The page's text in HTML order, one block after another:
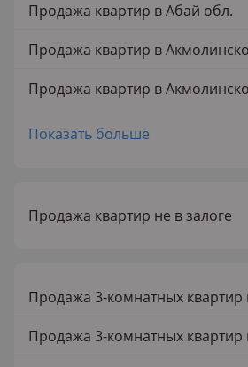
Продажа квартир в Абай обл.
Продажа квартир в
Продажа квартир в
Продажа квартир в Аксае
Продажа квартир в Актау
Показать больше
Продажа квартир не в залоге
Продажа 3-комнатных квартир